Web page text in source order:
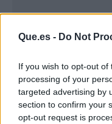
Que.es - Do Not
If you wish to opt-out
processing of your
targeted advertising by
section to confirm your
opt-out request is